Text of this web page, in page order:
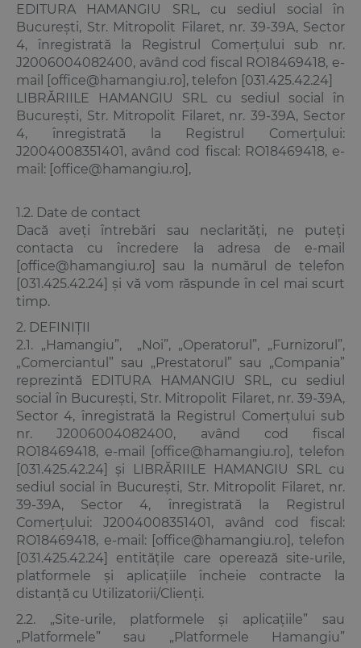
EDITURA HAMANGIU SRL, cu sediul social în
București, Str. Mitropolit Filaret, nr. 39-39A, Sector
4, înregistrată la Registrul Comerțului sub nr.
J2006004082400, având cod fiscal RO18469418, e-
mail [office@hamangiu.ro], telefon [031.425.42.24]
LIBRĂRIILE HAMANGIU SRL cu sediul social în
București, Str. Mitropolit Filaret, nr. 39-39A, Sector
4, înregistrată la Registrul Comerțului:
J2004008351401, având cod fiscal: RO18469418, e-
mail: [office@hamangiu.ro],
1.2. Date de contact
Dacă aveți întrebări sau neclarități, ne puteți
contacta cu încredere la adresa de e-mail
[office@hamangiu.ro] sau la numărul de telefon
[031.425.42.24] și vă vom răspunde în cel mai scurt
timp.
2. DEFINIȚII
2.1. „Hamangiu”, „Noi”, „Operatorul”, „Furnizorul”,
„Comerciantul” sau „Prestatorul” sau „Compania”
reprezintă EDITURA HAMANGIU SRL, cu sediul
social în București, Str. Mitropolit Filaret, nr. 39-39A,
Sector 4, înregistrată la Registrul Comerțului sub
nr. J2006004082400, având cod fiscal
RO18469418, e-mail [office@hamangiu.ro], telefon
[031.425.42.24] și LIBRĂRIILE HAMANGIU SRL cu
sediul social în București, Str. Mitropolit Filaret, nr.
39-39A, Sector 4, înregistrată la Registrul
Comerțului: J2004008351401, având cod fiscal:
RO18469418, e-mail: [office@hamangiu.ro], telefon
[031.425.42.24] entitățile care operează site-urile,
platformele și aplicațiile încheie contracte la
distanță cu Utilizatorii/Clienți.
2.2. „Site-urile, platformele și aplicațiile” sau
„Platformele” sau „Platformele Hamangiu”